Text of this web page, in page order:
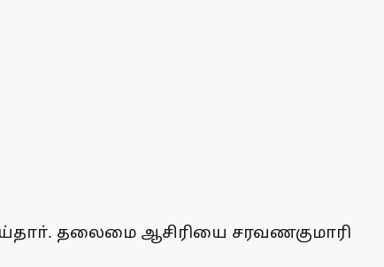
தலைமை ஆசிரியை சரவணகுமாரி